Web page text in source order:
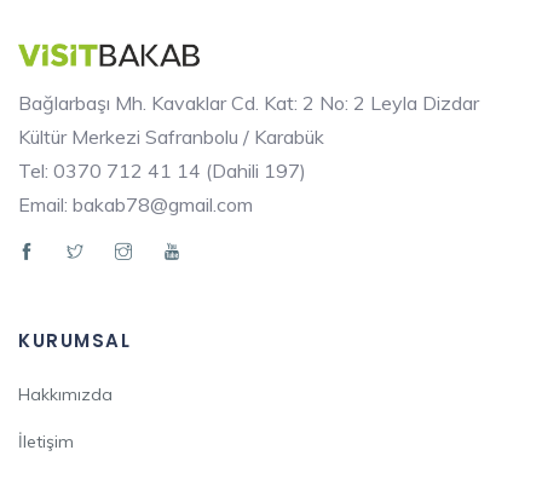
Bağlarbaşı Mh. Kavaklar Cd. Kat: 2 No: 2 Leyla Dizdar
Kültür Merkezi Safranbolu / Karabük
Tel: 0370 712 41 14 (Dahili 197)
Email: bakab78@gmail.com
KURUMSAL
Hakkımızda
İletişim